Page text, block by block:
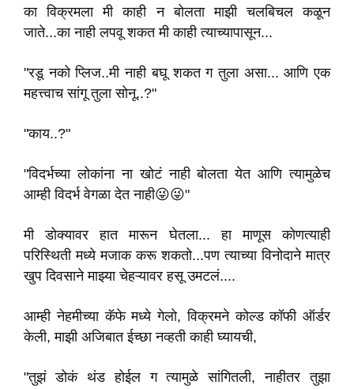
का विक्रमला मी काही न बोलता माझी चलबिचल कळून
जाते...का नाही लपवू शकत मी काही त्याच्यापासून...
"रडू नको प्लिज..मी नाही बघू शकत ग तुला असा... आणि एक
महत्त्वाच सांगू तुला सोनू..?"
"काय..?"
"विदर्भच्या लोकांना ना खोटं नाही बोलता येत आणि त्यामुळेच
आम्ही विदर्भ वेगळा देत नाही😜😜"
मी डोक्यावर हात मारून घेतला... हा माणूस कोणत्याही
परिस्थिती मध्ये मजाक करू शकतो...पण त्याच्या विनोदाने मात्र
खुप दिवसाने माझ्या चेहऱ्यावर हसू उमटलं....
आम्ही नेहमीच्या कॅफे मध्ये गेलो, विक्रमने कोल्ड कॉफी ऑर्डर
केली, माझी अजिबात ईच्छा नव्हती काही घ्यायची,
"तुझं डोकं थंड होईल ग त्यामुळे सांगितली, नाहीतर तुझा